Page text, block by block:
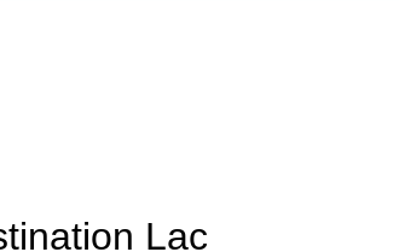
Lac